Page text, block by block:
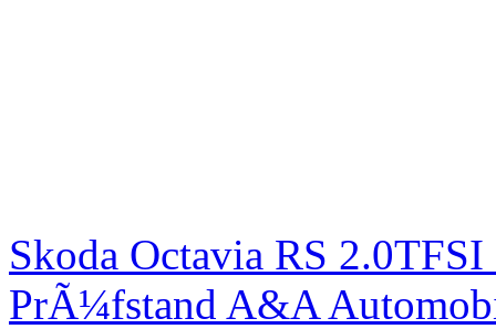
Skoda Octavia RS
PrÃ¼fstand A&A